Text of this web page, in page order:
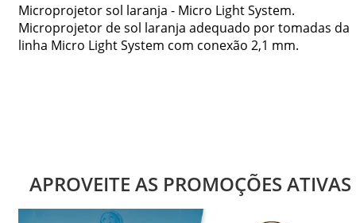
Microprojetor sol laranja - Micro Light System.
Microprojetor de sol laranja adequado por tomadas da
linha Micro Light System com conexão 2,1 mm.
APROVEITE AS PROMOÇÕES ATIVAS